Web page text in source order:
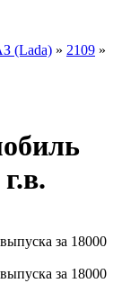
(Lada) » 2109 »